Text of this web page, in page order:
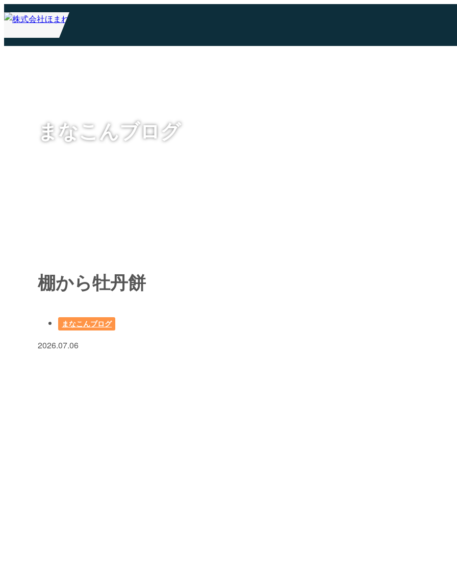
まなこんブログ
棚から牡丹餅
まなこんブログ
2026.07.06